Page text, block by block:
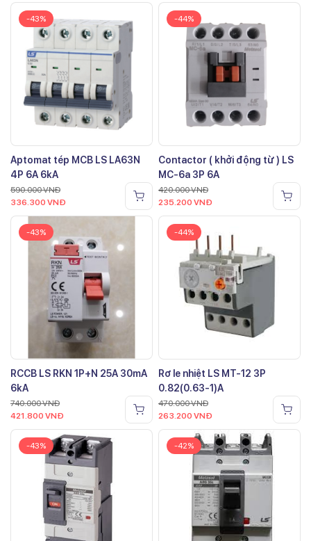
-43%
Aptomat tép MCB LS LA63N
4P 6A 6kA
590.000VNĐ
336.300 VNĐ
-44%
Contactor ( khởi động từ ) LS
MC-6a 3P 6A
420.000VNĐ
235.200 VNĐ
-43%
RCCB LS RKN 1P+N 25A 30mA
6kA
740.000VNĐ
421.800 VNĐ
-44%
Rơ le nhiệt LS MT-12 3P
0.82(0.63-1)A
470.000VNĐ
263.200 VNĐ
-43% -42%